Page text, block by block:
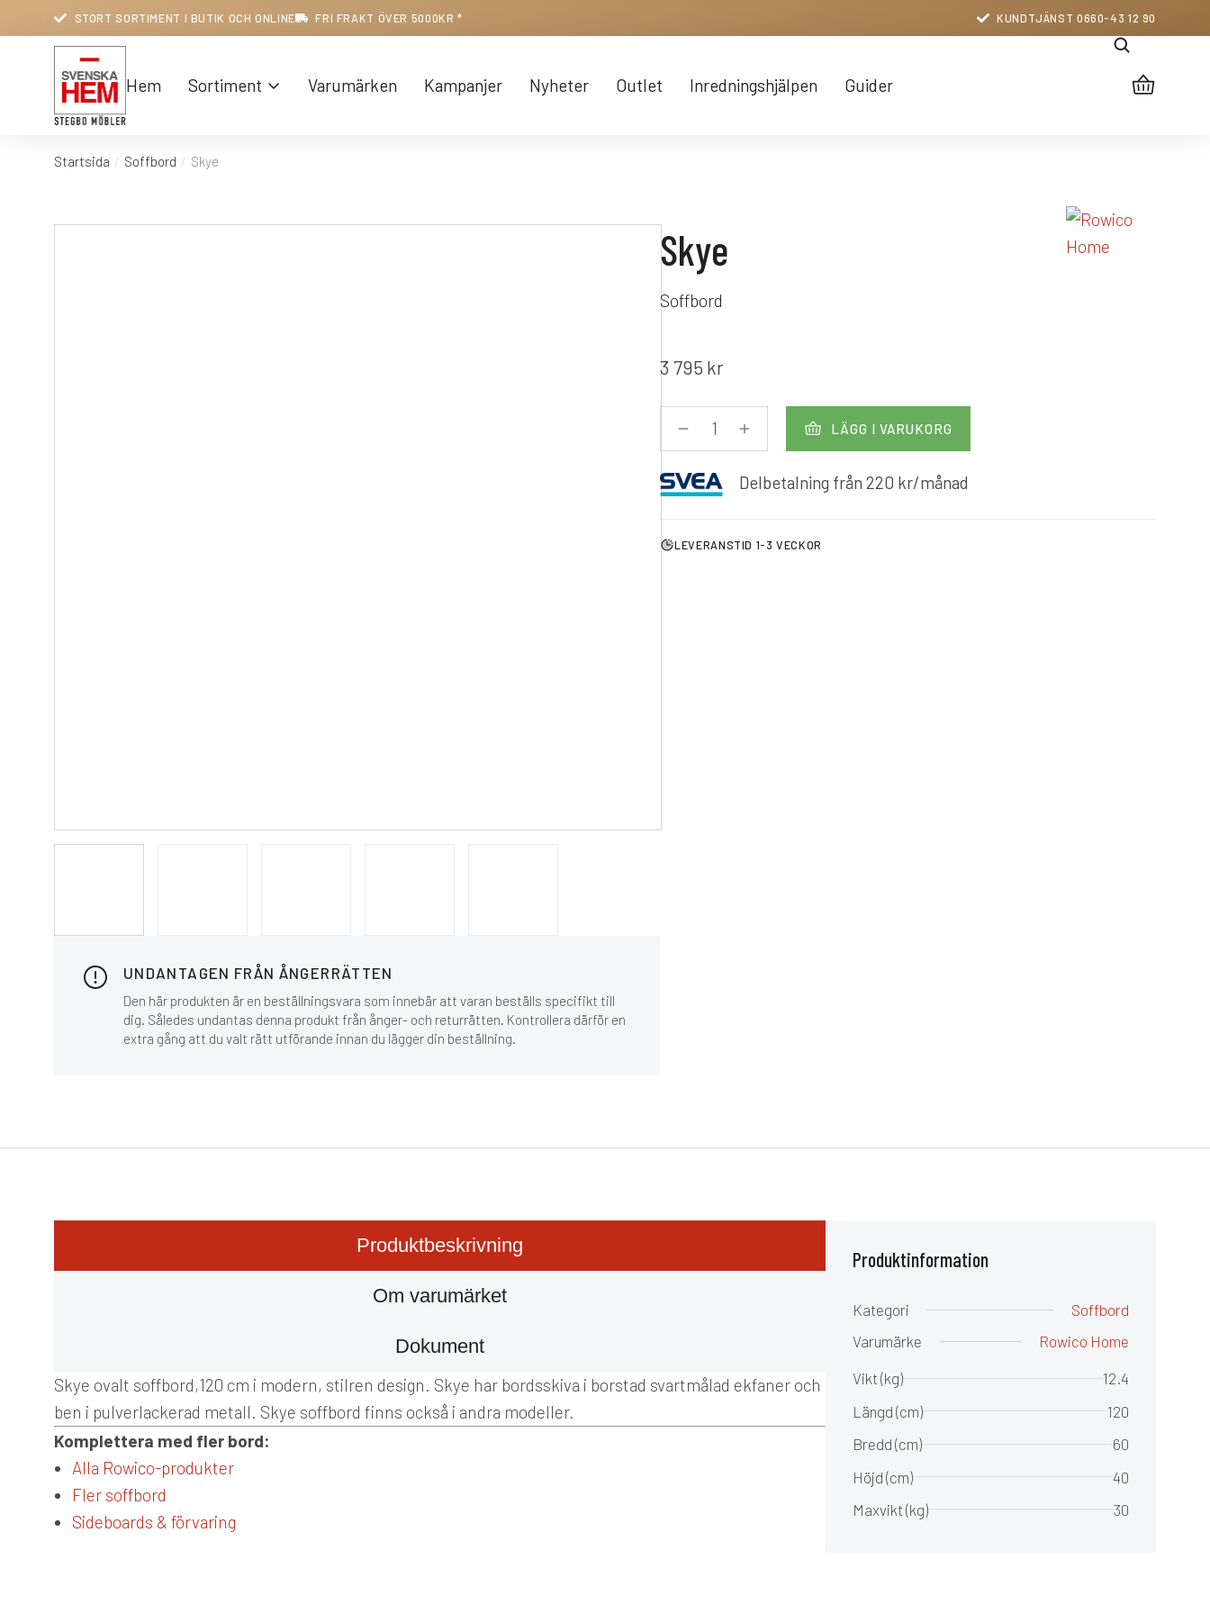
STORT SORTIMENT I BUTIK OCH ONLINE FRI FRAKT ÖVER 5000KR * KUNDTJÄNST 0660-43 12 90
Hem Sortiment Varumärken Kampanjer Nyheter Outlet Inredningshjälpen Guider
Du är här:
Startsida Soffbord Skye
UNDANTAGEN FRÅN ÅNGERRÄTTEN
Den här produkten är en beställningsvara som innebär att varan beställs specifikt till
dig. Således undantas denna produkt från ånger- och returrätten. Kontrollera därför en
extra gång att du valt rätt utförande innan du lägger din beställning.
Skye
Soffbord
3 795 kr
LÄGG I VARUKORG
Delbetalning från220 kr/månad
LEVERANSTID 1-3 VECKOR
Produktbeskrivning
Om varumärket
Dokument
Skye ovalt soffbord,120 cm i modern, stilren design. Skye har bordsskiva i borstad svartmålad ekfaner och
ben i pulverlackerad metall. Skye soffbord finns också i andra modeller.
Komplettera med fler bord:
Alla Rowico-produkter
Fler soffbord
Sideboards & förvaring
Produktinformation
Kategori
Soffbord
Varumärke
Rowico Home
Vikt (kg)
12.4
Längd (cm)
120
Bredd (cm)
60
Höjd (cm)
40
Maxvikt (kg)
30